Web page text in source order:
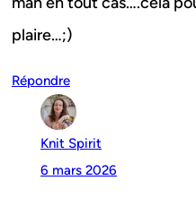
plaire…;)
Répondre
Knit Spirit
6 mars 2026